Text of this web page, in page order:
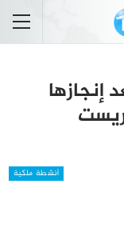
إنجازها
أنشطة ملكية